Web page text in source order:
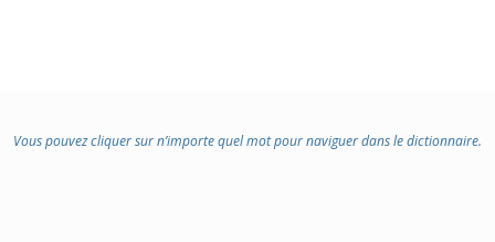
Vous pouvez cliquer sur n’importe quel mot pour naviguer dans le dictionnaire.